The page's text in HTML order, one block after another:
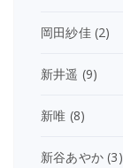
岡田紗佳(2)
新井遥 (9)
新唯 (8)
新谷あやか (3)